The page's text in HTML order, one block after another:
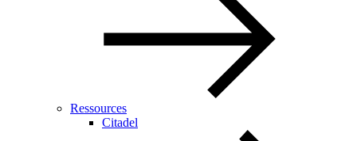
Ressources
Citadel